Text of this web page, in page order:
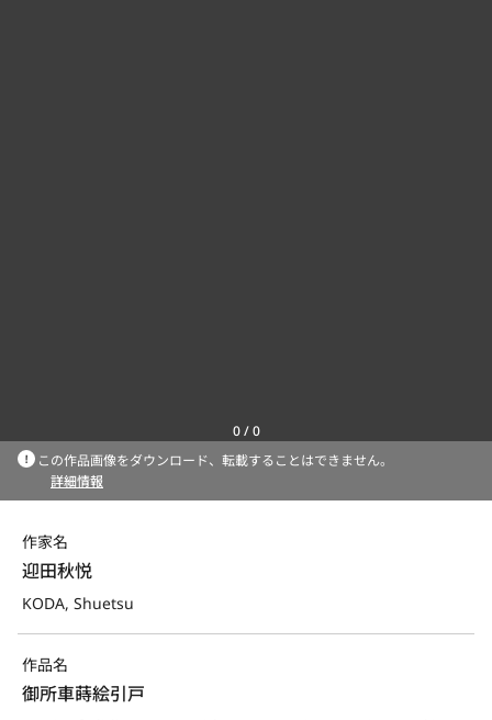
0/0
この作品画像をダウンロード、転載することはできません。
詳細情報
作家名
迎田秋悦
KODA, Shuetsu
作品名
御所車蒔絵引戸